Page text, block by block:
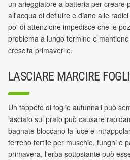
un arieggiatore a batteria per creare
all'acqua di defluire e diano alle
po' di attenzione impedisce che le
problema a lungo termine e
crescita primaverile.
LASCIARE MARCIRE
Un tappeto di foglie autunnali può
lasciato sul prato può causare
bagnate bloccano la luce e
terreno fertile per muschio, funghi e
primavera, l'erba sottostante può